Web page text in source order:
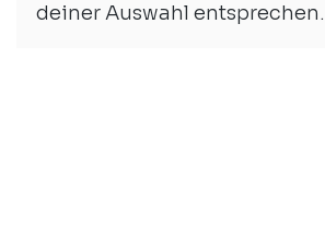
deiner Auswahl entsprechen.